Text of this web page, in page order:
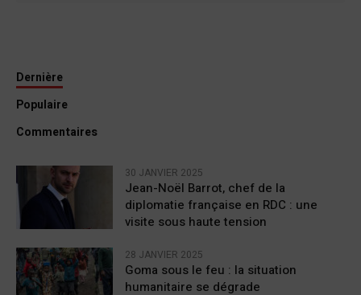
Dernière
Populaire
Commentaires
30 JANVIER 2025
Jean-Noël Barrot, chef de la
diplomatie française en RDC : une
visite sous haute tension
28 JANVIER 2025
Goma sous le feu : la situation
humanitaire se dégrade